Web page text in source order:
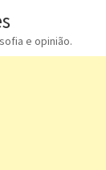
e opinião.